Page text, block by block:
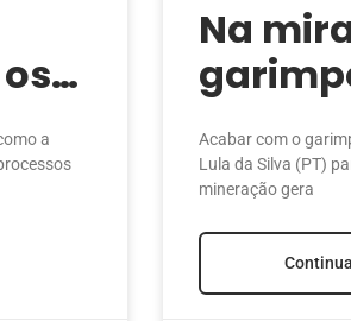
a
Na
de
Acabar com o
Lula da Silva (PT)
mineração gera